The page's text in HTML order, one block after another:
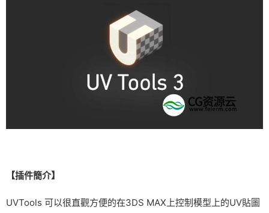
【插件簡介】
UVTools 可以很直觀方便的在3DS MAX上控制模型上的UV貼圖